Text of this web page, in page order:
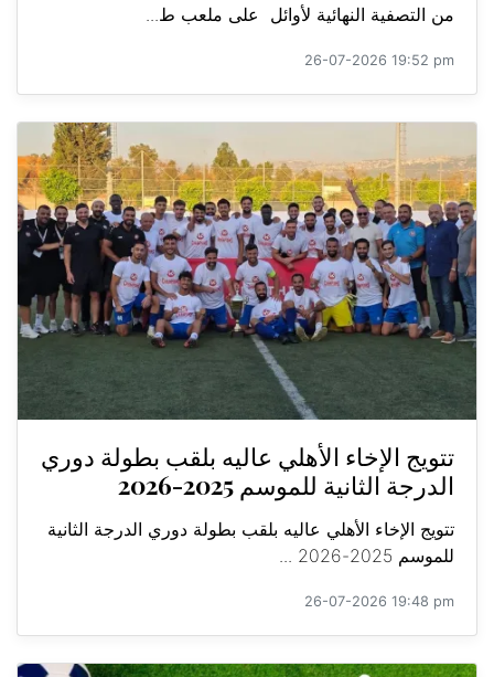
من التصفية النهائية لأوائل على ملعب ط...
26-07-2026 19:52 pm
تتويج الإخاء الأهلي عاليه بلقب بطولة دوري
الدرجة الثانية للموسم 2025-2026
تتويج الإخاء الأهلي عاليه بلقب بطولة دوري الدرجة الثانية
للموسم 2025-2026 ...
26-07-2026 19:48 pm